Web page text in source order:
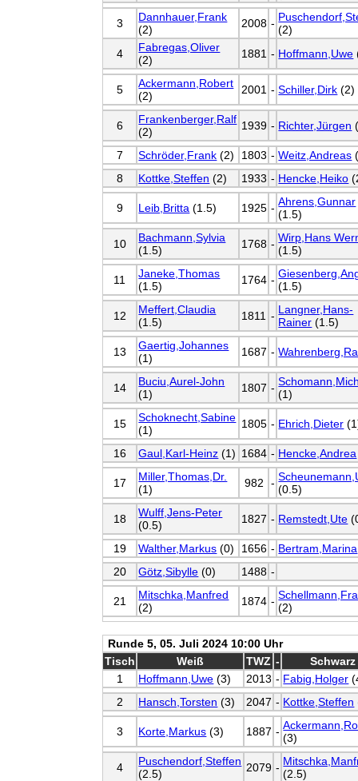
3
Dannhauer,Frank
(2)
2008 - (2)
4
Fabregas,Oliver
(2)
1881 - Hoffmann,Uwe
5
Ackermann,Robert
(2)
2001 - Schiller,Dirk (2)
6
Frankenberger,Ralf
(2)
1939 - Richter,Jürgen
7 Schröder,Frank (2) 1803 - Weitz,Andreas
8
Kottke,Steffen (2) 1933 - Hencke,Heiko
9 Leib,Britta (1.5) 1925 - Ahrens,Gunnar
(1.5)
10
Bachmann,Sylvia
(1.5)
1768 - Wirp,Hans
(1.5)
11
Janeke,Thomas
(1.5)
1764 - (1.5)
12
Meffert,Claudia
(1.5)
1811 - Langner,Hans-
Rainer (1.5)
13
Gaertig,Johannes
(1)
1687 -
14
Buciu,Aurel-John
(1)
1807 - (1)
15
Schoknecht,Sabine
(1)
1805 - Ehrich,Dieter
16 Gaul,Karl-Heinz (1) 1684 - Hencke,Andrea
17
Miller,Thomas,Dr.
(1)
982 - (0.5)
18
Wulff,Jens-Peter
(0.5)
1827 - Remstedt,Ute
19 Walther,Markus (0) 1656 - Bertram,Marina
20
Götz,Sibylle (0) 1488 -
21
Mitschka,Manfred
(2)
1874 - (2)
Runde 5, 05. Juli 2024 10:00 Uhr
Tisch
Weiß TWZ -
Schwarz
1
Hoffmann,Uwe (3) 2013 - Fabig,Holger
2
Hansch,Torsten (3) 2047 - Kottke,Steffen
3 Korte,Markus (3) 1887 - (3)
4
Puschendorf,Steffen
(2.5)
2079 - (2.5)